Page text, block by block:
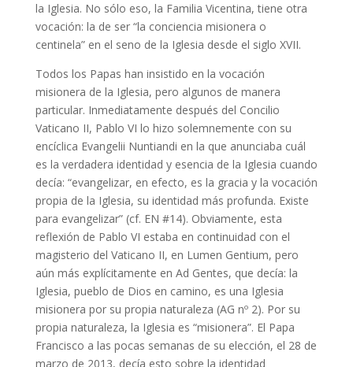
la Iglesia. No sólo eso, la Familia Vicentina, tiene otra
vocación: la de ser “la conciencia misionera o
centinela” en el seno de la Iglesia desde el siglo XVII.
Todos los Papas han insistido en la vocación
misionera de la Iglesia, pero algunos de manera
particular. Inmediatamente después del Concilio
Vaticano II, Pablo VI lo hizo solemnemente con su
encíclica Evangelii Nuntiandi en la que anunciaba cuál
es la verdadera identidad y esencia de la Iglesia cuando
decía: “evangelizar, en efecto, es la gracia y la vocación
propia de la Iglesia, su identidad más profunda. Existe
para evangelizar” (cf. EN #14). Obviamente, esta
reflexión de Pablo VI estaba en continuidad con el
magisterio del Vaticano II, en Lumen Gentium, pero
aún más explícitamente en Ad Gentes, que decía: la
Iglesia, pueblo de Dios en camino, es una Iglesia
misionera por su propia naturaleza (AG nº 2). Por su
propia naturaleza, la Iglesia es “misionera”. El Papa
Francisco a las pocas semanas de su elección, el 28 de
marzo de 2013, decía esto sobre la identidad